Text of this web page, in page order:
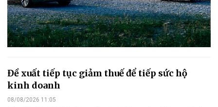
Đề xuất tiếp tục giảm thuế để tiếp sức hộ
kinh doanh
08/08/2026 11:05